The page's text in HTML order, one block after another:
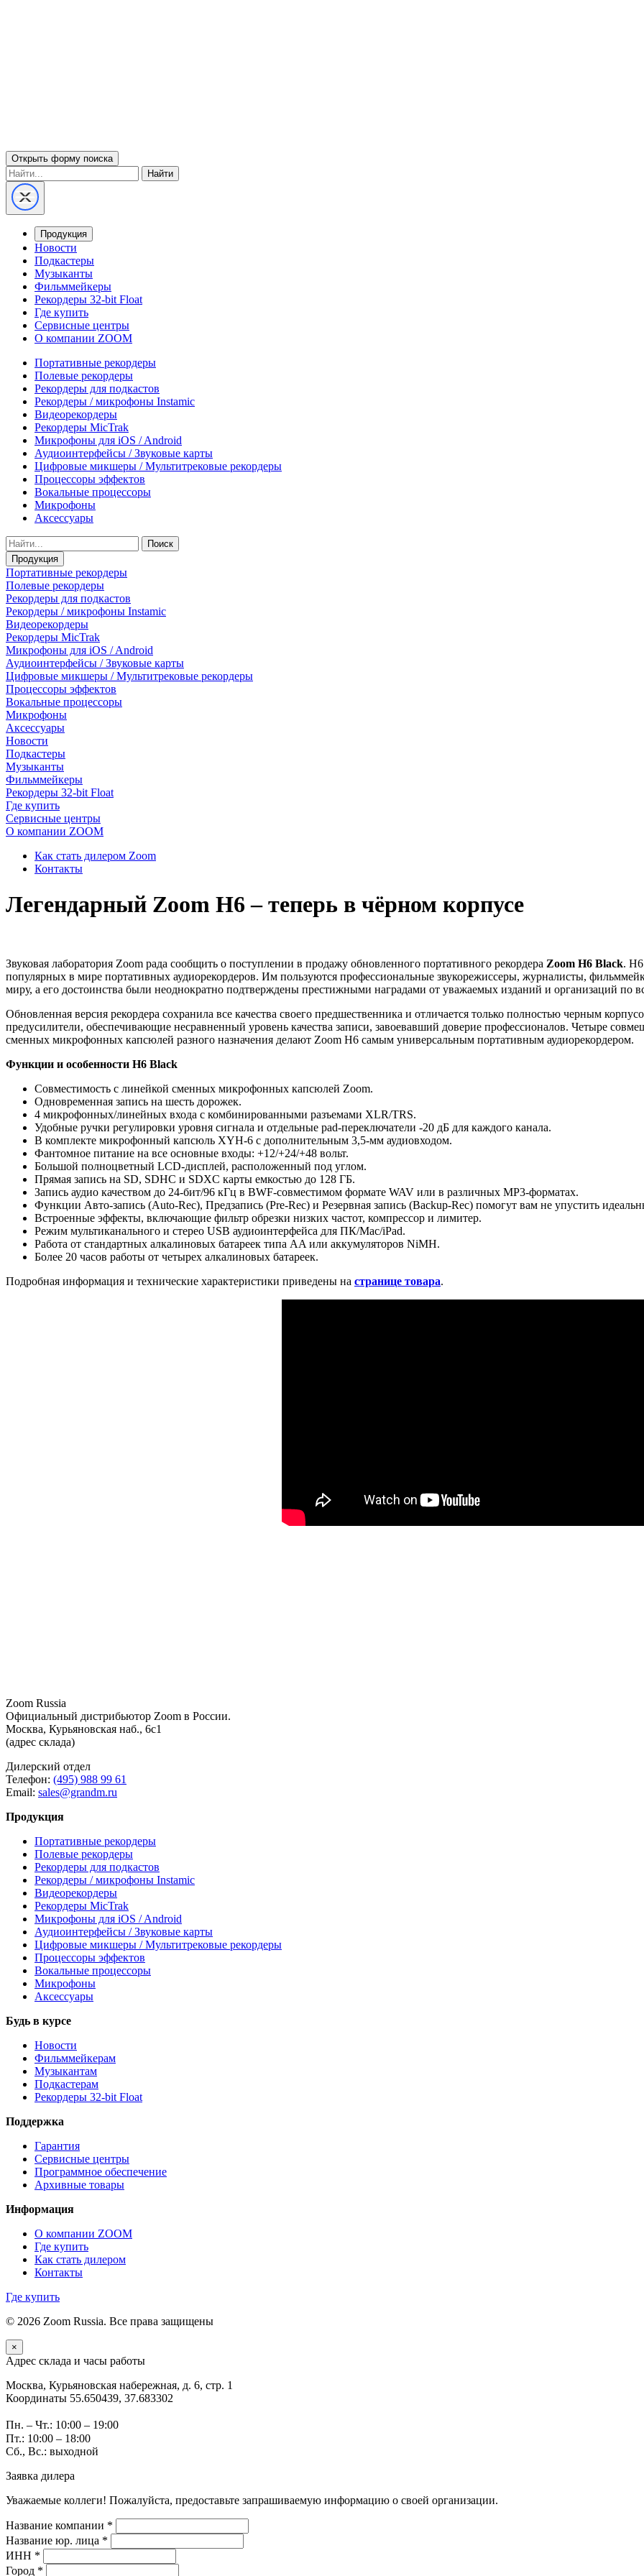
Открыть форму поиска
Найти
Продукция
Новости
Подкастеры
Музыканты
Фильммейкеры
Рекордеры 32-bit Float
Где купить
Сервисные центры
О компании ZOOM
Портативные рекордеры
Полевые рекордеры
Рекордеры для подкастов
Рекордеры / микрофоны Instamic
Видеорекордеры
Рекордеры MicTrak
Микрофоны для iOS / Android
Аудиоинтерфейсы / Звуковые карты
Цифровые микшеры / Мультитрековые рекордеры
Процессоры эффектов
Вокальные процессоры
Микрофоны
Аксессуары
Поиск
Продукция
Портативные рекордеры
Полевые рекордеры
Рекордеры для подкастов
Рекордеры / микрофоны Instamic
Видеорекордеры
Рекордеры MicTrak
Микрофоны для iOS / Android
Аудиоинтерфейсы / Звуковые карты
Цифровые микшеры / Мультитрековые рекордеры
Процессоры эффектов
Вокальные процессоры
Микрофоны
Аксессуары
Новости
Подкастеры
Музыканты
Фильммейкеры
Рекордеры 32-bit Float
Где купить
Сервисные центры
О компании ZOOM
Как стать дилером Zoom
Контакты
Легендарный Zoom H6 – теперь в чёрном корпусе
Звуковая лаборатория Zoom рада сообщить о поступлении в продажу обновленного портативного рекордера Zoom H6 Black.
популярных в мире портативных аудиорекордеров. Им пользуются профессиональные звукорежиссеры, журналисты,
миру, а его достоинства были неоднократно подтверждены престижными наградами от уважаемых изданий и организаций по
Обновленная версия рекордера сохранила все качества своего предшественника и отличается только полностью черным
предусилители, обеспечивающие несравненный уровень качества записи, завоевавший доверие профессионалов. Четыре
сменных микрофонных капсюлей разного назначения делают Zoom H6 самым универсальным портативным аудиорекордером.
Функции и особенности H6 Black
Совместимость с линейкой сменных микрофонных капсюлей Zoom.
Одновременная запись на шесть дорожек.
4 микрофонных/линейных входа с комбинированными разъемами XLR/TRS.
Удобные ручки регулировки уровня сигнала и отдельные pad-переключатели -20 дБ для каждого канала.
В комплекте микрофонный капсюль XYH-6 с дополнительным 3,5-мм аудиовходом.
Фантомное питание на все основные входы: +12/+24/+48 вольт.
Большой полноцветный LCD-дисплей, расположенный под углом.
Прямая запись на SD, SDHC и SDXC карты емкостью до 128 ГБ.
Запись аудио качеством до 24-бит/96 кГц в BWF-совместимом формате WAV или в различных MP3-форматах.
Функции Авто-запись (Auto-Rec), Предзапись (Pre-Rec) и Резервная запись (Backup-Rec) помогут вам не упустить
Встроенные эффекты, включающие фильтр обрезки низких частот, компрессор и лимитер.
Режим мультиканального и стерео USB аудиоинтерфейса для ПК/Mac/iPad.
Работа от стандартных алкалиновых батареек типа AA или аккумуляторов NiMH.
Более 20 часов работы от четырех алкалиновых батареек.
Подробная информация и технические характеристики приведены на странице товара.
Zoom Russia
Официальный дистрибьютор Zoom в России.
Москва, Курьяновская наб., 6с1
(адрес склада)
Дилерский отдел
Телефон: (495) 988 99 61
Email: sales@grandm.ru
Продукция
Портативные рекордеры
Полевые рекордеры
Рекордеры для подкастов
Рекордеры / микрофоны Instamic
Видеорекордеры
Рекордеры MicTrak
Микрофоны для iOS / Android
Аудиоинтерфейсы / Звуковые карты
Цифровые микшеры / Мультитрековые рекордеры
Процессоры эффектов
Вокальные процессоры
Микрофоны
Аксессуары
Будь в курсе
Новости
Фильммейкерам
Музыкантам
Подкастерам
Рекордеры 32‑bit Float
Поддержка
Гарантия
Сервисные центры
Программное обеспечение
Архивные товары
Информация
О компании ZOOM
Где купить
Как стать дилером
Контакты
Где купить
© 2026 Zoom Russia. Все права защищены
×
Адрес склада и часы работы
Москва, Курьяновская набережная, д. 6, стр. 1
Координаты 55.650439, 37.683302
Пн. – Чт.: 10:00 – 19:00
Пт.: 10:00 – 18:00
Сб., Вс.: выходной
Заявка дилера
Уважаемые коллеги! Пожалуйста, предоставьте запрашиваемую информацию о своей организации.
Название компании *
Название юр. лица *
ИНН *
Город *